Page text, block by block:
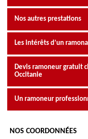
Nos autres prestations
Les intérêts d’un
Devis ramoneur gratuit
Occitanie
Un ramoneur
NOS COORDONNÉES